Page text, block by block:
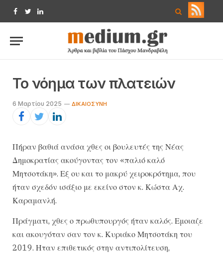
Facebook
TwitterLinkedIn
Το νόημα των πλατειών
6 Μαρτίου 2025 ΔΙΚΑΙΟΣΎΝΗ
Πήραν βαθιά ανάσα χθες οι βουλευτές της Νέας
Δημοκρατίας ακούγοντας τον «παλιό καλό
Μητσοτάκη». Εξ ου και το μακρύ χειροκρότημα, που
ήταν σχεδόν ισάξιο με εκείνο στον κ. Κώστα Αχ.
Καραμανλή.
Πράγματι, χθες ο πρωθυπουργός ήταν καλός. Εμοιαζε
και ακουγόταν σαν τον κ. Κυριάκο Μητσοτάκη του
2019. Ηταν επιθετικός στην αντιπολίτευση,